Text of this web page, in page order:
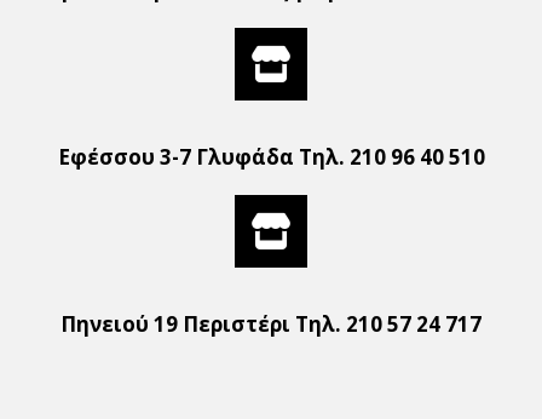
Εφέσσου 3-7 Γλυφάδα Τηλ. 210 96 40 510
Πηνειού 19 Περιστέρι Τηλ. 210 57 24 717